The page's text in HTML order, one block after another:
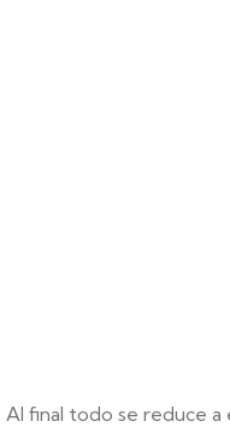
Al final todo se reduce a